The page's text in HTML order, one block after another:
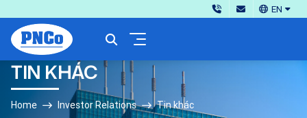
EN
TIN KHÁC
Home Investor Relations Tin khác